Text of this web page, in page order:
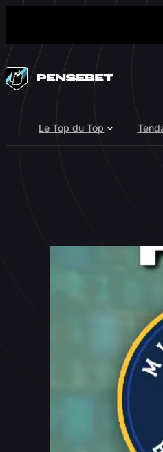
au
contenu
Le Top du Top